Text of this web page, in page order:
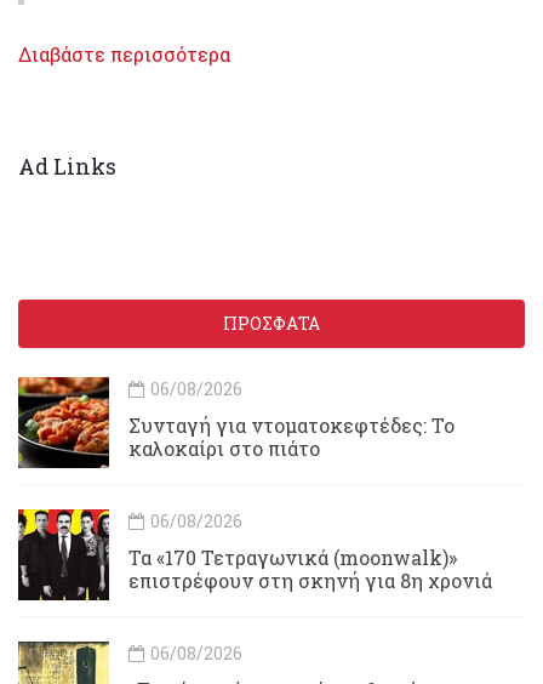
Διαβάστε περισσότερα
Ad Links
ΠΡΟΣΦΑΤΑ
06/08/2026
Συνταγή για ντοματοκεφτέδες: Το
καλοκαίρι στο πιάτο
06/08/2026
Τα «170 Τετραγωνικά (moonwalk)»
επιστρέφουν στη σκηνή για 8η χρονιά
06/08/2026